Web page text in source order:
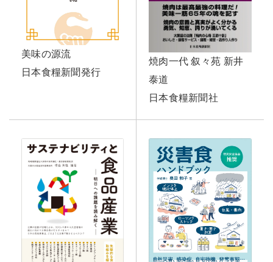
美味の源流
日本食糧新聞発行
焼肉一代 叙々苑 新井
泰道
日本食糧新聞社